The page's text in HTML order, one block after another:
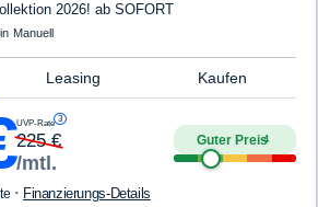
2026! ab SOFORT
· Manuell
Leasing Kaufen
UVP-Rate 3
225€
/mtl.
Guter Preis4
· Finanzierungs-Details